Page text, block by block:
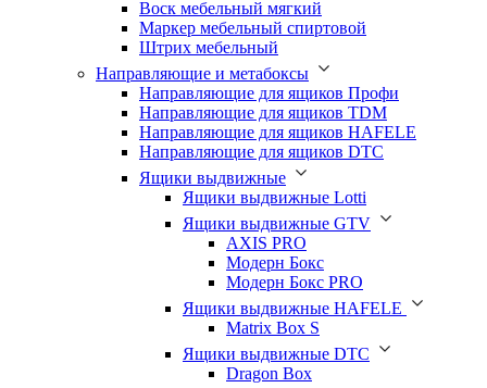
Воск мебельный мягкий
Маркер мебельный спиртовой
Штрих мебельный
Направляющие и метабоксы
Направляющие для ящиков Профи
Направляющие для ящиков TDM
Направляющие для ящиков HAFELE
Направляющие для ящиков DTC
Ящики выдвижные
Ящики выдвижные Lotti
Ящики выдвижные GTV
AXIS PRO
Модерн Бокс
Модерн Бокс PRO
Ящики выдвижные HAFELE
Matrix Box S
Ящики выдвижные DTC
Dragon Box